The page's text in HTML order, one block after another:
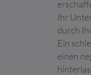
Ihr
durch
Ein
einen
Meta
Platforms,
Inc.